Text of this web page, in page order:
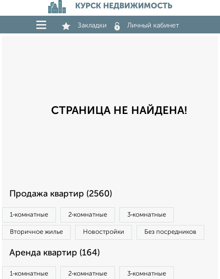
КУРСК НЕДВИЖИМОСТЬ
Закладки Личный кабинет
СТРАНИЦА НЕ НАЙДЕНА!
Продажа квартир (2560)
1‑комнатные 2‑комнатные 3‑комнатные
Вторичное жилье Новостройки Без посредников
Аренда квартир (164)
1‑комнатные 2‑комнатные 3‑комнатные